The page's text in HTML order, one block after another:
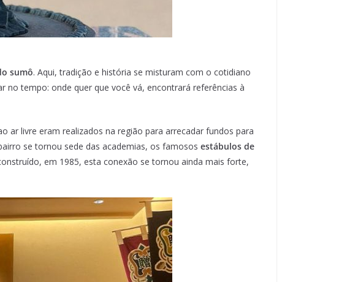
sumô. Aqui, tradição e história se misturam com o cotidiano
tempo: onde quer que você vá, encontrará referências à
ar livre eram realizados na região para arrecadar fundos para
se tornou sede das academias, os famosos estábulos de
em 1985, esta conexão se tornou ainda mais forte,